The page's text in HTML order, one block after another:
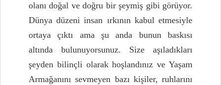
olanı doğal ve doğru bir şeymiş gibi görüyor.
Dünya düzeni insan ırkının kabul etmesiyle
ortaya çıktı ama şu anda bunun baskısı
altında bulunuyorsunuz. Size aşıladıkları
şeyden bilinçli olarak hoşlandınız ve Yaşam
Armağanını sevmeyen bazı kişiler, ruhlarını